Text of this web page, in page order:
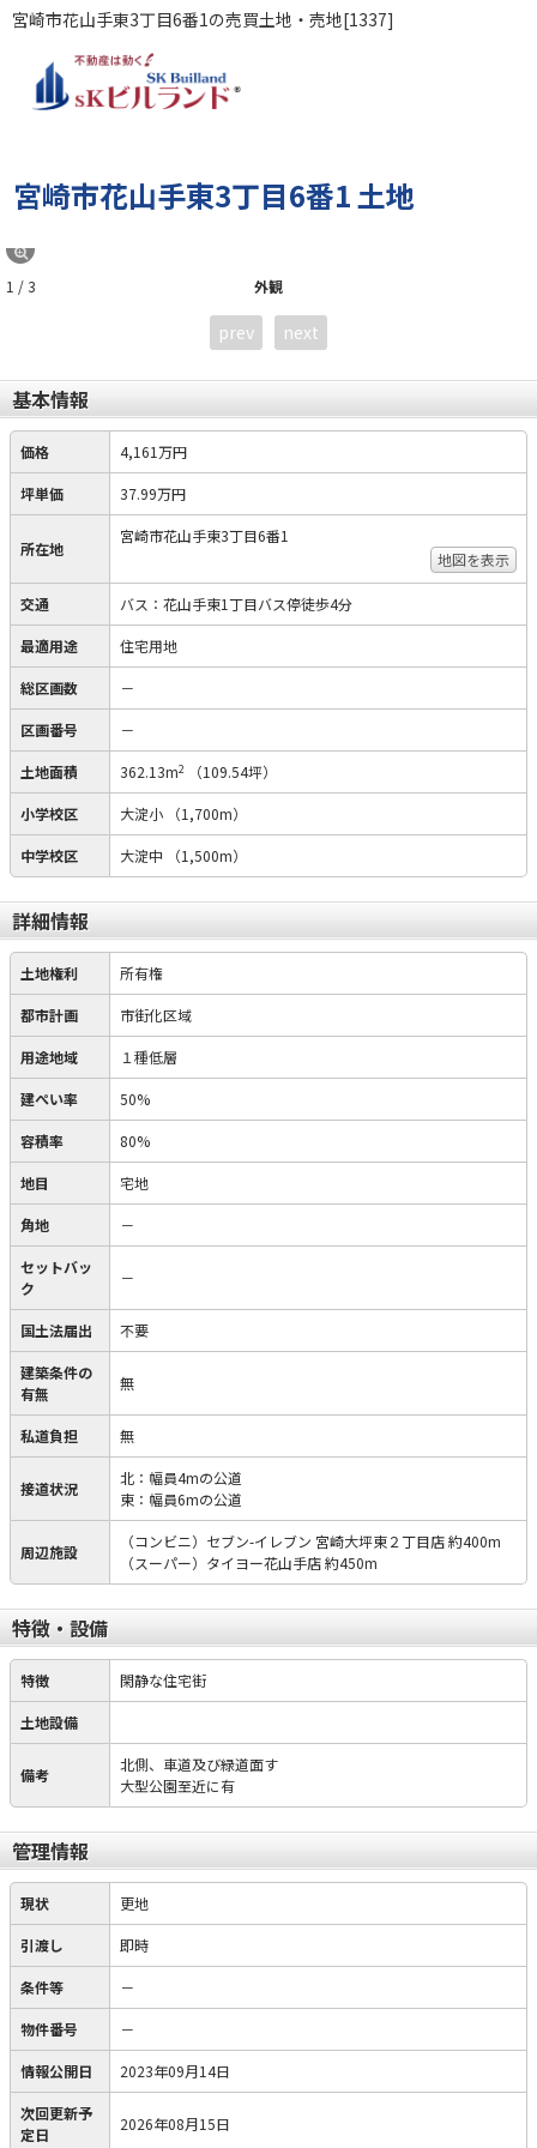
宮崎市花山手東3丁目6番1の売買土地・売地[1337]
宮崎市花山手東3丁目6番1 土地
外観
1 / 3
prev next
基本情報
価格 4,161万円
坪単価 37.99万円
所在地
宮崎市花山手東3丁目6番1
地図を表示
交通 バス：花山手東1丁目バス停徒歩4分
最適用途 住宅用地
総区画数 －
区画番号 －
土地面積 362.13m2 （109.54坪）
小学校区 大淀小 （1,700m）
中学校区 大淀中 （1,500m）
詳細情報
土地権利 所有権
都市計画 市街化区域
用途地域 １種低層
建ぺい率 50%
容積率 80%
地目 宅地
角地 －
セットバッ
ク
－
国土法届出 不要
建築条件の
有無
無
私道負担 無
接道状況
北：幅員4mの公道
東：幅員6mの公道
周辺施設
（コンビニ）セブン-イレブン 宮崎大坪東２丁目店 約400m
（スーパー）タイヨー花山手店 約450m
特徴・設備
特徴 閑静な住宅街
土地設備
備考
北側、車道及び緑道面す
大型公園至近に有
管理情報
現状 更地
引渡し 即時
条件等 －
物件番号 －
情報公開日 2023年09月14日
次回更新予
定日
2026年08月15日